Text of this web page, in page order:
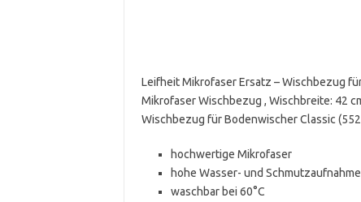
Leifheit Mikrofaser Ersatz – Wischbezug
Mikrofaser Wischbezug , Wischbreite: 42
Wischbezug für Bodenwischer Classic
hochwertige Mikrofaser
hohe Wasser- und Schmutzaufnahme
waschbar bei 60°C